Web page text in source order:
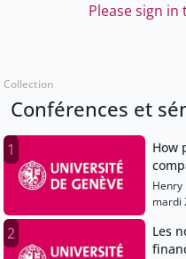
Please sign
Collection
Conférences et
1
How
Henry
Neri-
mardi
2
Les